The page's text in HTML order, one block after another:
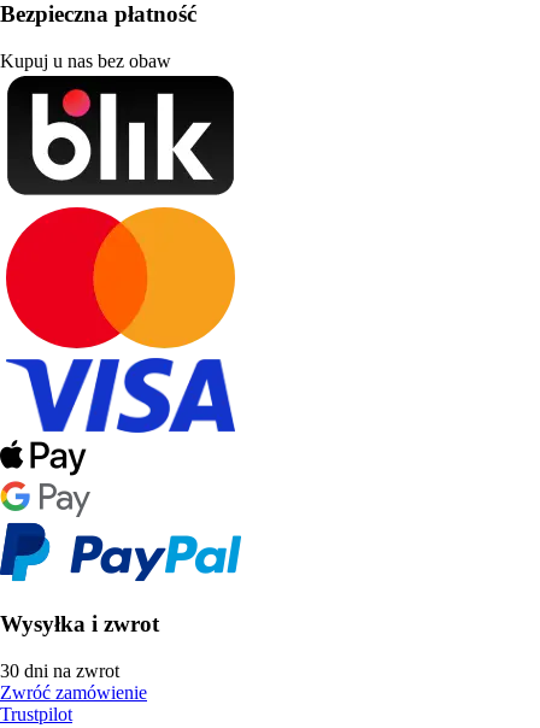
Bezpieczna płatność
Kupuj u nas bez obaw
Wysyłka i zwrot
30 dni na zwrot
Zwróć zamówienie
Trustpilot